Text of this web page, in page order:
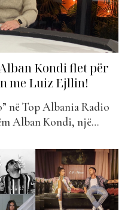
Kondi flet për
me Luiz Ejllin!
në Top Albania Radio
Alban Kondi, një
Dalja e tij e fundit
artisten Lore, të cilën